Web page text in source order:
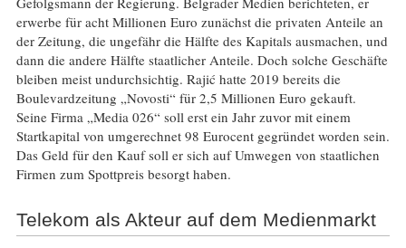
erwerbe für acht Millionen Euro zunächst die privaten Anteile an
der Zeitung, die ungefähr die Hälfte des Kapitals ausmachen, und
dann die andere Hälfte staatlicher Anteile. Doch solche Geschäfte
bleiben meist undurchsichtig. Rajić hatte 2019 bereits die
Boulevardzeitung „Novosti“ für 2,5 Millionen Euro gekauft.
Seine Firma „Media 026“ soll erst ein Jahr zuvor mit einem
Startkapital von umgerechnet 98 Eurocent gegründet worden sein.
Das Geld für den Kauf soll er sich auf Umwegen von staatlichen
Firmen zum Spottpreis besorgt haben.
Telekom als Akteur auf dem Medienmarkt